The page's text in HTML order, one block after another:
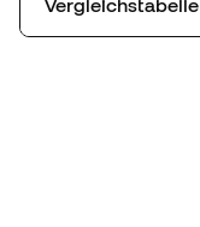
Vergleichstabelle